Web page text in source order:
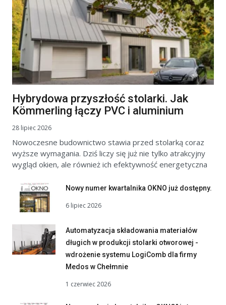
Hybrydowa przyszłość stolarki. Jak
Kömmerling łączy PVC i aluminium
28 lipiec 2026
Nowoczesne budownictwo stawia przed stolarką coraz
wyższe wymagania. Dziś liczy się już nie tylko atrakcyjny
wygląd okien, ale również ich efektywność energetyczna
Nowy numer kwartalnika OKNO już dostępny.
6 lipiec 2026
Automatyzacja składowania materiałów
długich w produkcji stolarki otworowej -
wdrożenie systemu LogiComb dla firmy
Medos w Chełmnie
1 czerwiec 2026